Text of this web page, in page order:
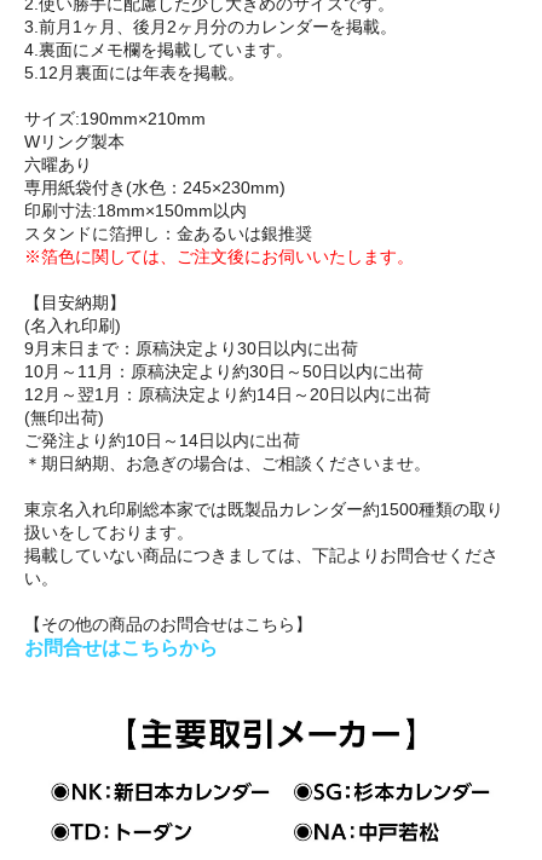
3.前月1ヶ月、後月2ヶ月分のカレンダーを掲載。
4.裏面にメモ欄を掲載しています。
5.12月裏面には年表を掲載。
サイズ:190mm×210mm
Wリング製本
六曜あり
専用紙袋付き(水色：245×230mm)
印刷寸法:18mm×150mm以内
スタンドに箔押し：金あるいは銀推奨
※箔色に関しては、ご注文後にお伺いいたします。
【目安納期】
(名入れ印刷)
9月末日まで：原稿決定より30日以内に出荷
10月～11月：原稿決定より約30日～50日以内に出荷
12月～翌1月：原稿決定より約14日～20日以内に出荷
(無印出荷)
ご発注より約10日～14日以内に出荷
＊期日納期、お急ぎの場合は、ご相談くださいませ。
東京名入れ印刷総本家では既製品カレンダー約1500種類の取り
扱いをしております。
掲載していない商品につきましては、下記よりお問合せくださ
い。
【その他の商品のお問合せはこちら】
お問合せはこちらから